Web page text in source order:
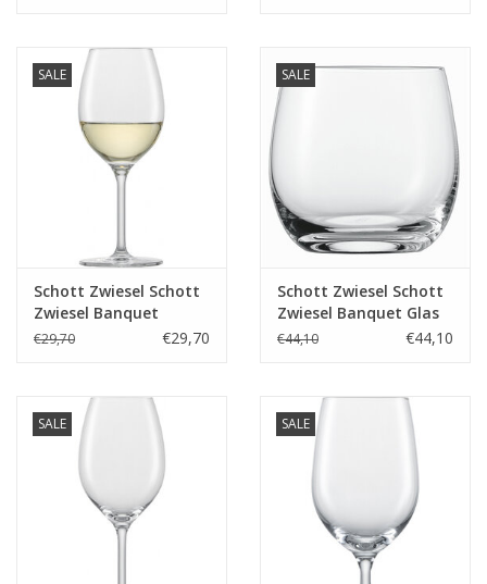
SALE
Schott Zwiesel Schott
Zwiesel Banquet
Chardonnay wijnglas 0
€29,70 €29,70
SALE
Schott Zwiesel Schott
Zwiesel Banquet Glas
multifunctioneel 330 -
€44,10 €44,10
SALE SALE